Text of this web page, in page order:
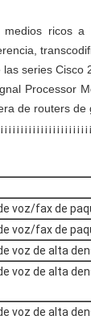
ricos
series
Processor
de routers
voz/fax de
voz/fax de
voz de alta
voz de alta
voz de alta